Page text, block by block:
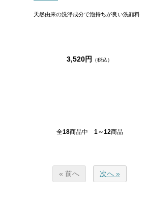
天然由来の洗浄成分で泡持ちが良い洗顔料
3,520円 （税込）
全18商品中 1～12商品
« 前へ 次へ »